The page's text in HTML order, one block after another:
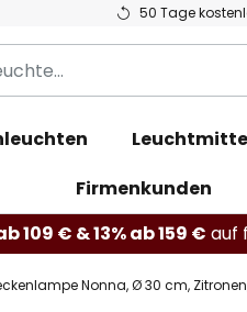
50 Tage
Firmenkunden
109 € & 13% ab 159 € auf
Nonna, Ø 30 cm,